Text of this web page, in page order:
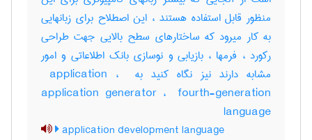
منظور قابل استفاده هستند ، این اصطلاح برای زبانهایی
به کار میرود که ساختارهای سطح بالایی جهت طراحی
رکورد ، فرمها ، بازیابی و نوسازی بانک اطلاعاتی و امور
مشابه دارند نیز نگاه کنید به ‎ application ، ‎
application generator ، ‎ fourth-generation
language
application development language